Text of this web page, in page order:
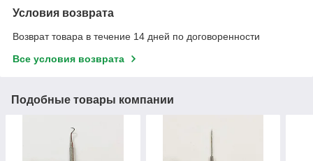
Условия возврата
Возврат товара в течение 14 дней по договоренности
Все условия возврата
Подобные товары компании